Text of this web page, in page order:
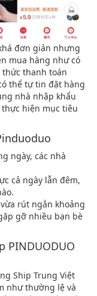
đơn giản nhưng
mua hàng như có
thanh toán
thể tự tin đặt hàng
nhà nhập khẩu
hiện mục tiêu
ngày, các nhà
cả ngày lẫn đêm,
rút ngắn khoảng
gỡ nhiều bạn bè
PINDUODUO
Ship Trung Việt
như thường lệ và